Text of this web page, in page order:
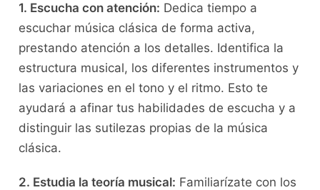
1. Escucha ‍con atención: Dedica tiempo a
escuchar música clásica de forma activa,
prestando atención a los detalles. Identifica la
estructura musical, los diferentes instrumentos y
las variaciones en ‌el tono y el ritmo. Esto te
ayudará a afinar tus habilidades de escucha y a
distinguir las sutilezas propias ⁣de la música
clásica.
2. Estudia la teoría musical: ​Familiarízate​ con los